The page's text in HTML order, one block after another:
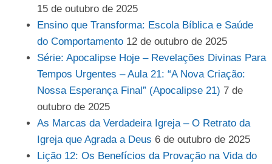
15 de outubro de 2025
Ensino que Transforma: Escola Bíblica e Saúde
do Comportamento 12 de outubro de 2025
Série: Apocalipse Hoje – Revelações Divinas Para
Tempos Urgentes – Aula 21: “A Nova Criação:
Nossa Esperança Final” (Apocalipse 21) 7 de
outubro de 2025
As Marcas da Verdadeira Igreja – O Retrato da
Igreja que Agrada a Deus 6 de outubro de 2025
Lição 12: Os Benefícios da Provação na Vida do